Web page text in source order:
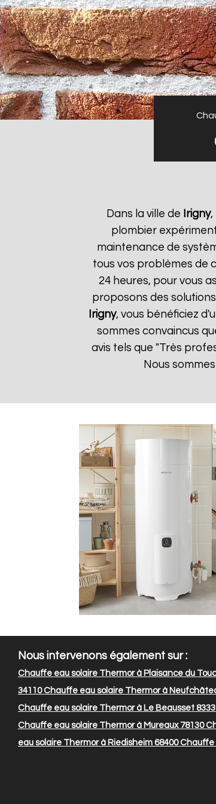
Dans la ville de Irigny,
plombier
maintenance de
tous vos problèmes de
24 heures, pour vous
proposons des
Irigny, vous bénéficiez
sommes convaincus
avis tels que "Très
Nous
Nous intervenons également sur :
Chauffe eau solaire Thermor à Plaisance du
34110Chauffe eau solaire Thermor à
Chauffe eau solaire Thermor à Le Beausset
Chauffe eau solaire Thermor à Mureaux 78130
eau solaire Thermor à Riedisheim 68400Chauffe